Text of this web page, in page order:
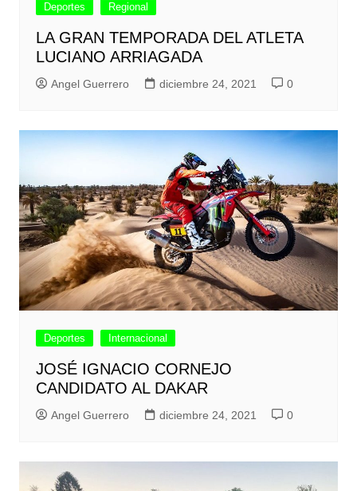
Deportes Regional
LA GRAN TEMPORADA DEL ATLETA
LUCIANO ARRIAGADA
Angel Guerrero diciembre 24, 2021 0
Deportes Internacional
JOSÉ IGNACIO CORNEJO
CANDIDATO AL DAKAR
Angel Guerrero diciembre 24, 2021 0